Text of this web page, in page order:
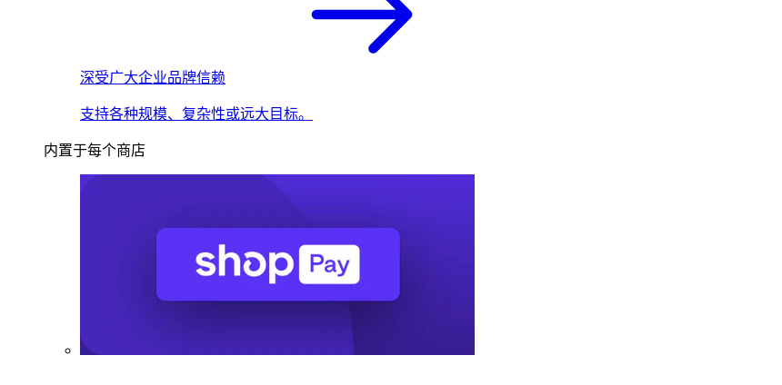
深受广大企业品牌信赖
支持各种规模、复杂性或远大目标。
内置于每个商店